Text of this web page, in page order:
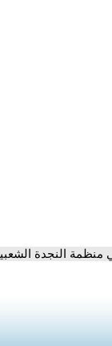
منظمة النجدة